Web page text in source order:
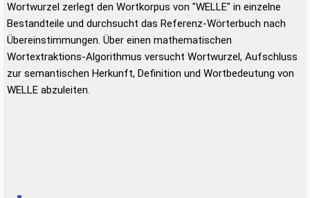
Wortwurzel zerlegt den Wortkorpus von "WELLE" in einzelne
Bestandteile und durchsucht das Referenz-Wörterbuch nach
Übereinstimmungen. Über einen mathematischen
Wortextraktions-Algorithmus versucht Wortwurzel, Aufschluss
zur semantischen Herkunft, Definition und Wortbedeutung von
WELLE abzuleiten.